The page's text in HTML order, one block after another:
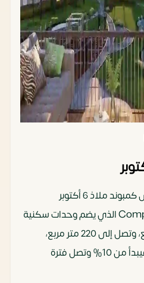
على مساحة 42 فدان تأسس كمبوند ملاذ 6 أكتوبر
Compound Malaz 6 October الذي يضم وحدات سكنية
بمساحة تبدأ من 56 متر مربع، وتصل إلى 220 متر مربع،
وبالنسبة إلى مقدم الحجز، فيبدأ من 10% وتصل فترة